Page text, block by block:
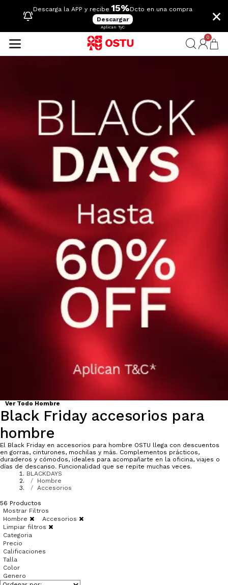
Descarga la APP y recibe 15%Dcto en una compra
Descargar
Aplican TyC
×
0
Ver Todo Hombre
Black Friday accesorios para
hombre
El Black Friday en accesorios para hombre OSTU llega con descuentos
en gorras, cinturones, mochilas y más. Complementos prácticos,
duraderos y cómodos, ideales para acompañarte en la oficina, viajes o
días de descanso. Funcionalidad que se repite muchas veces.
BLACKDAYS
Hombre
Accesorios
56 Productos
Mostrar Filtros
Hombre
Accesorios
Limpiar filtros
Categoria
Precio
Calificaciones
Talla
Color
Genero